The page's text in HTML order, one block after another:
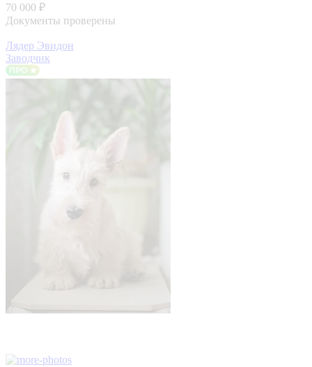
70 000 ₽
Документы проверены
Лядер Эвидон
Заводчик